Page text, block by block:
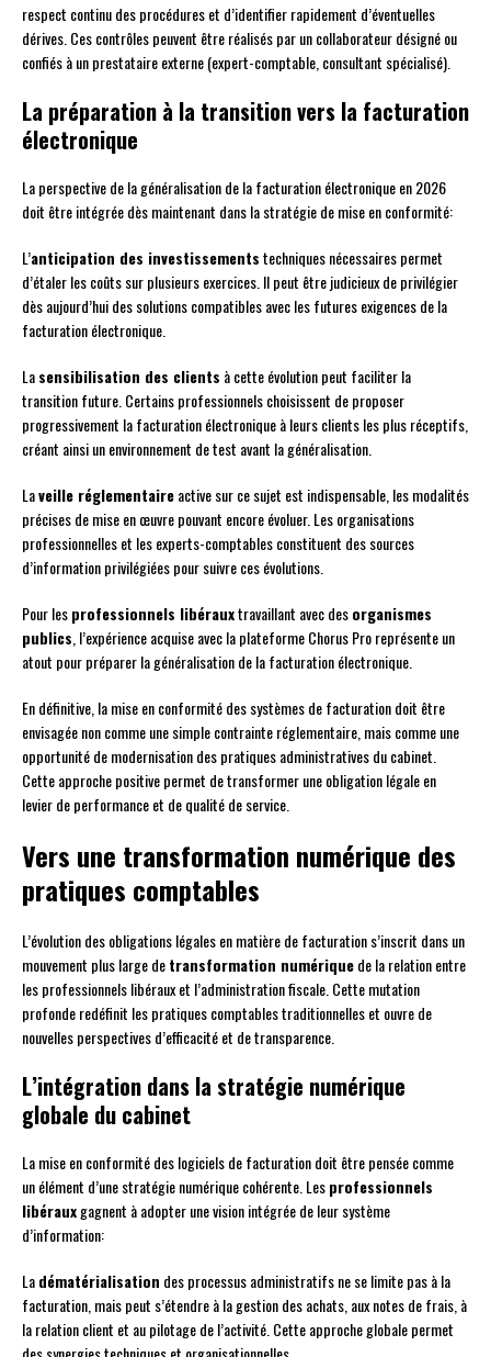
respect continu des procédures et d’identifier rapidement d’éventuelles
dérives. Ces contrôles peuvent être réalisés par un collaborateur désigné ou
confiés à un prestataire externe (expert-comptable, consultant spécialisé).
La préparation à la transition vers la facturation
électronique
La perspective de la généralisation de la facturation électronique en 2026
doit être intégrée dès maintenant dans la stratégie de mise en conformité:
L’anticipation des investissementstechniques nécessaires permet
d’étaler les coûts sur plusieurs exercices. Il peut être judicieux de privilégier
dès aujourd’hui des solutions compatibles avec les futures exigences de la
facturation électronique.
Lasensibilisation des clients à cette évolution peut faciliter la
transition future. Certains professionnels choisissent de proposer
progressivement la facturation électronique à leurs clients les plus réceptifs,
créant ainsi un environnement de test avant la généralisation.
Laveille réglementaireactive sur ce sujet est indispensable, les modalités
précises de mise en œuvre pouvant encore évoluer. Les organisations
professionnelles et les experts-comptables constituent des sources
d’information privilégiées pour suivre ces évolutions.
Pour lesprofessionnels libérauxtravaillant avec desorganismes
publics , l’expérience acquise avec la plateforme Chorus Pro représente un
atout pour préparer la généralisation de la facturation électronique.
En définitive, la mise en conformité des systèmes de facturation doit être
envisagée non comme une simple contrainte réglementaire, mais comme une
opportunité de modernisation des pratiques administratives du cabinet.
Cette approche positive permet de transformer une obligation légale en
levier de performance et de qualité de service.
Vers une transformation numérique des
pratiques comptables
L’évolution des obligations légales en matière de facturation s’inscrit dans un
mouvement plus large detransformation numériquede la relation entre
les professionnels libéraux et l’administration fiscale. Cette mutation
profonde redéfinit les pratiques comptables traditionnelles et ouvre de
nouvelles perspectives d’efficacité et de transparence.
L’intégration dans la stratégie numérique
globale du cabinet
La mise en conformité des logiciels de facturation doit être pensée comme
un élément d’une stratégie numérique cohérente. Lesprofessionnels
libérauxgagnent à adopter une vision intégrée de leur système
d’information:
Ladématérialisation des processus administratifs ne se limite pas à la
facturation, mais peut s’étendre à la gestion des achats, aux notes de frais, à
la relation client et au pilotage de l’activité. Cette approche globale permet